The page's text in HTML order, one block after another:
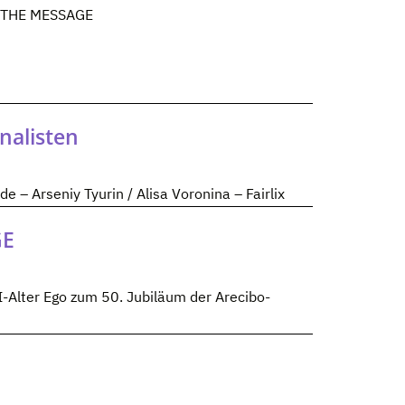
MESSAGE
– Arseniy Tyurin / Alisa Voronina – Fairlix
Alter Ego zum 50. Jubiläum der Arecibo-